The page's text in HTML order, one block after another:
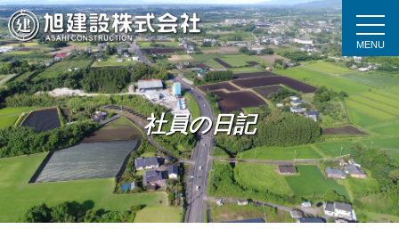
MENU
社員の日記